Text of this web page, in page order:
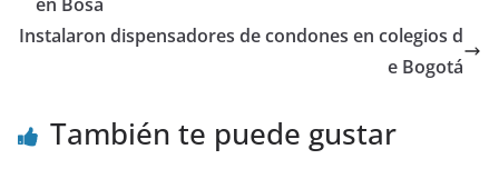
Instalaron dispensadores de condones en colegios d
e Bogotá
También te puede gustar